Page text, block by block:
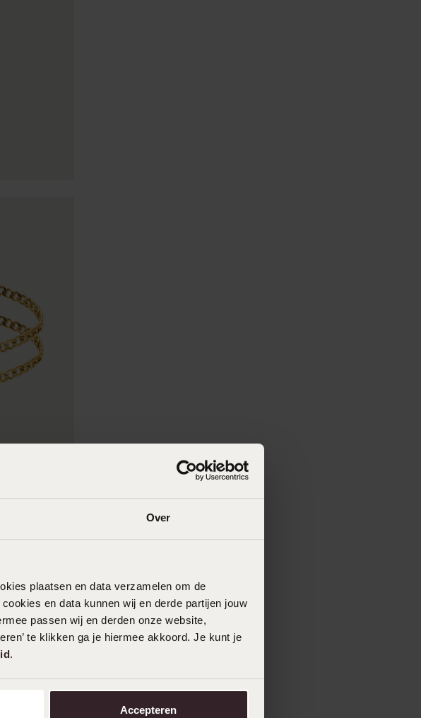
Over
plaatsen en data verzamelen om de
en data kunnen wij en derde partijen jouw
passen wij en derden onze website,
te klikken ga je hiermee akkoord. Je kunt je
.
Accepteren